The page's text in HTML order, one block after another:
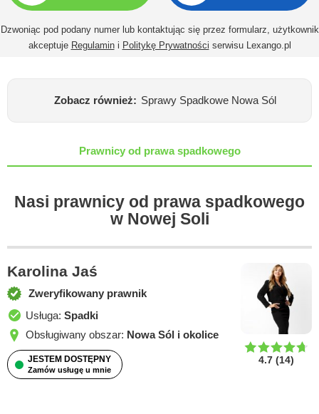
Dzwoniąc pod podany numer lub kontaktując się przez formularz, użytkownik
akceptuje Regulamini Politykę Prywatności serwisu Lexango.pl
Zobacz również: Sprawy Spadkowe Nowa Sól
Prawnicy od prawa spadkowego
Nasi prawnicy od prawa spadkowego
w Nowej Soli
4.7 (14)
Karolina Jaś
Zweryfikowany prawnik
Usługa: Spadki
Obsługiwany obszar: Nowa Sól i okolice
JESTEM DOSTĘPNY
Zamów usługę u mnie